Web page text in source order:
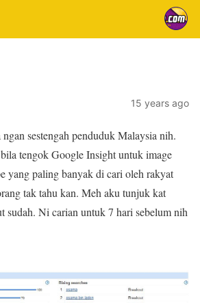
15 years ago
sestengah penduduk Malaysia nih.
tengok Google Insight untuk image
yang paling banyak di cari oleh rakyat
tak tahu kan. Meh aku tunjuk kat
sudah. Ni carian untuk 7 hari sebelum nih